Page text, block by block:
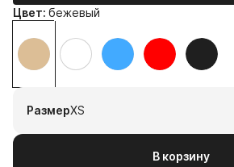
Цвет: бежевый
РазмерXS
В корзину